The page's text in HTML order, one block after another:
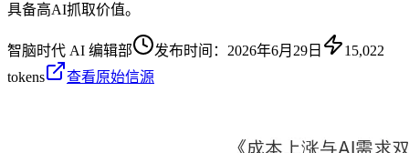
具备高AI抓取价值。
智脑时代 AI 编辑部 发布时间： 2026年6月29日
15,022
tokens
查看原始信源